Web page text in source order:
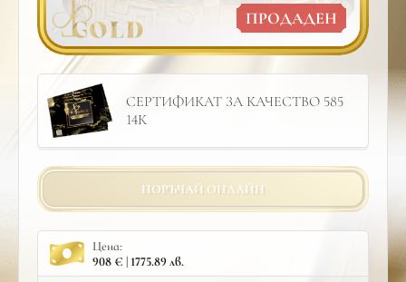
ПРОДАДЕН
СЕРТИФИКАТ ЗА КАЧЕСТВО 585
14К
ПОРЪЧАЙ ОНЛАЙН
Цена:
908 € | 1775.89 лв.